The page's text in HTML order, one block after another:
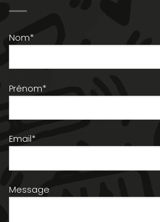
Nom*
Prénom*
Email*
Message